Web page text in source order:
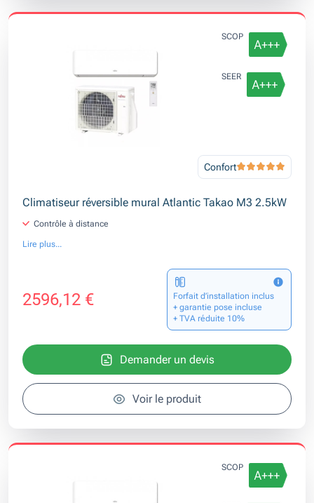
SCOP
SEER
Confort
Climatiseur réversible mural Atlantic Takao M3 2.5kW
Contrôle à distance
Lire plus...
2596,12 €
Forfait d’installation inclus
+ garantie pose incluse
+ TVA réduite 10%
Demander un devis
Voir le produit
SCOP